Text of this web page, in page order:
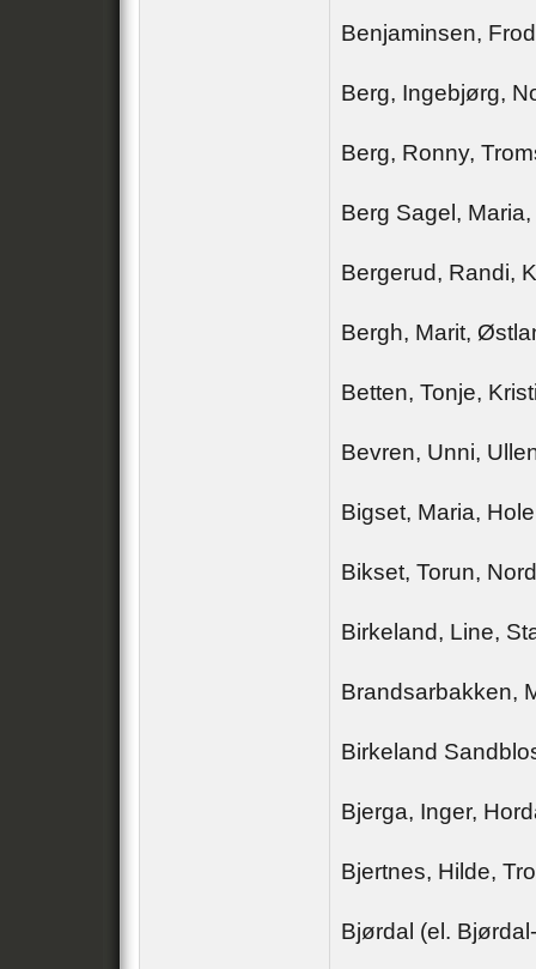
Benjaminsen,
Berg, Ingebjørg,
Berg, Ronny,
Berg Sagel,
Bergerud, Randi,
Bergh, Marit,
Betten, Tonje,
Bevren, Unni,
Bigset, Maria, Hole
Bikset, Torun,
Birkeland, Line,
Brandsarbakken,
Birkeland
Bjerga, Inger,
Bjertnes, Hilde,
Bjørdal (el.